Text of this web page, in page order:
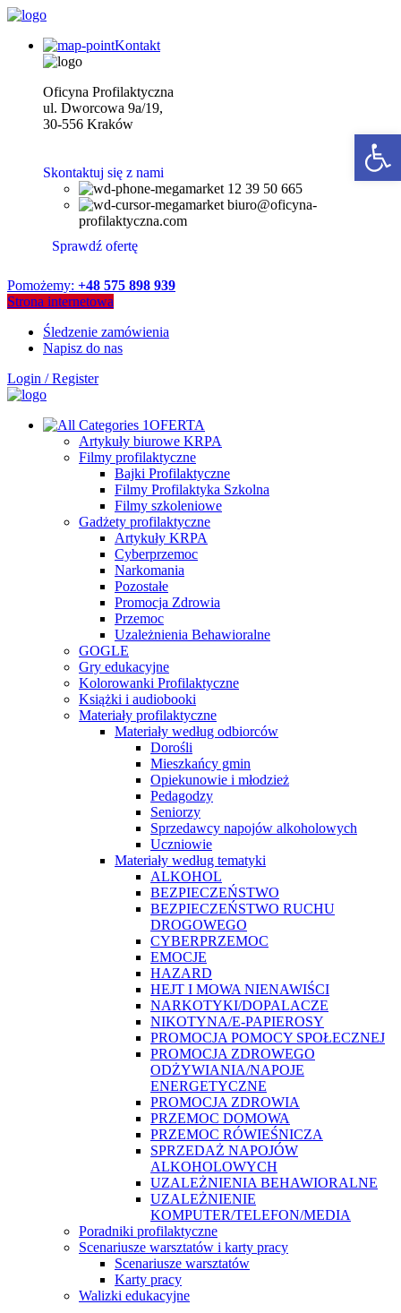
Kontakt
Oficyna Profilaktyczna
ul. Dworcowa 9a/19,
30-556 Kraków
Skontaktuj się z nami
12 39 50 665
biuro@oficyna-
profilaktyczna.com
Sprawdź ofertę
Pomożemy: +48 575 898 939
Strona internetowa
Śledzenie zamówienia
Napisz do nas
Login / Register
OFERTA
Artykuły biurowe KRPA
Filmy profilaktyczne
Bajki Profilaktyczne
Filmy Profilaktyka Szkolna
Filmy szkoleniowe
Gadżety profilaktyczne
Artykuły KRPA
Cyberprzemoc
Narkomania
Pozostałe
Promocja Zdrowia
Przemoc
Uzależnienia Behawioralne
GOGLE
Gry edukacyjne
Kolorowanki Profilaktyczne
Książki i audiobooki
Materiały profilaktyczne
Materiały według odbiorców
Dorośli
Mieszkańcy gmin
Opiekunowie i młodzież
Pedagodzy
Seniorzy
Sprzedawcy napojów alkoholowych
Uczniowie
Materiały według tematyki
ALKOHOL
BEZPIECZEŃSTWO
BEZPIECZEŃSTWO RUCHU
DROGOWEGO
CYBERPRZEMOC
EMOCJE
HAZARD
HEJT I MOWA NIENAWIŚCI
NARKOTYKI/DOPALACZE
NIKOTYNA/E-PAPIEROSY
PROMOCJA POMOCY SPOŁECZNEJ
PROMOCJA ZDROWEGO
ODŻYWIANIA/NAPOJE
ENERGETYCZNE
PROMOCJA ZDROWIA
PRZEMOC DOMOWA
PRZEMOC RÓWIEŚNICZA
SPRZEDAŻ NAPOJÓW
ALKOHOLOWYCH
UZALEŻNIENIA BEHAWIORALNE
UZALEŻNIENIE
KOMPUTER/TELEFON/MEDIA
Poradniki profilaktyczne
Scenariusze warsztatów i karty pracy
Scenariusze warsztatów
Karty pracy
Walizki edukacyjne